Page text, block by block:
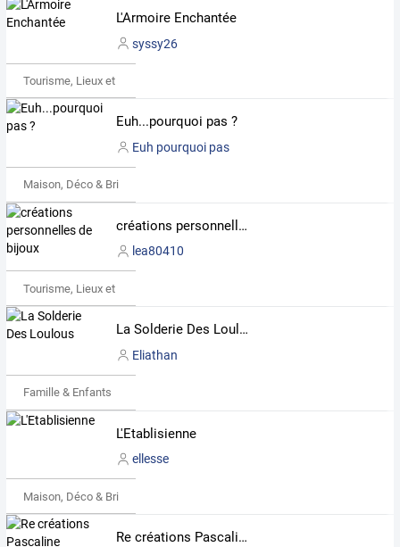
L'Armoire Enchantée
syssy26
Tourisme, Lieux et Événements
Euh...pourquoi pas ?
Euh pourquoi pas
Maison, Déco & Bricolage
créations personnelles de bijoux
lea80410
Tourisme, Lieux et Événements
La Solderie Des Loulous
Eliathan
Famille & Enfants
L'Etablisienne
ellesse
Maison, Déco & Bricolage
Re créations Pascaline